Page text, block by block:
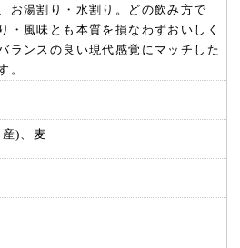
お湯割り・水割り。どの飲み方で
・風味とも本質を損なわずおいしく
ランスの良い現代感覚にマッチした
。
)、麦